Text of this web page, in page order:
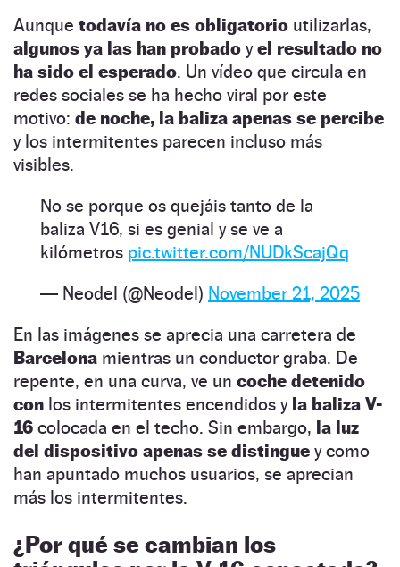
Aunque todavía no es obligatorio utilizarlas,
algunos ya las han probado yel resultado no
ha sido el esperado. Un vídeo que circula en
redes sociales se ha hecho viral por este
motivo: de noche, la baliza apenas se percibe
y los intermitentes parecen incluso más
visibles.
No se porque os quejáis tanto de la
baliza V16, si es genial y se ve a
kilómetros pic.twitter.com/NUDkScajQq
— Neodel (@Neodel) November 21, 2025
En las imágenes se aprecia una carretera de
Barcelona mientras un conductor graba. De
repente, en una curva, ve un coche detenido
con los intermitentes encendidos y la baliza V-
16 colocada en el techo. Sin embargo, la luz
del dispositivo apenas se distingue y como
han apuntado muchos usuarios, se aprecian
más los intermitentes.
¿Por qué se cambian los